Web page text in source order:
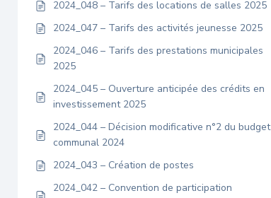
2024_048 – Tarifs des locations de salles 2025
2024_047 – Tarifs des activités jeunesse 2025
2024_046 – Tarifs des prestations municipales
2025
2024_045 – Ouverture anticipée des crédits en
investissement 2025
2024_044 – Décision modificative n°2 du budget
communal 2024
2024_043 – Création de postes
2024_042 – Convention de participation